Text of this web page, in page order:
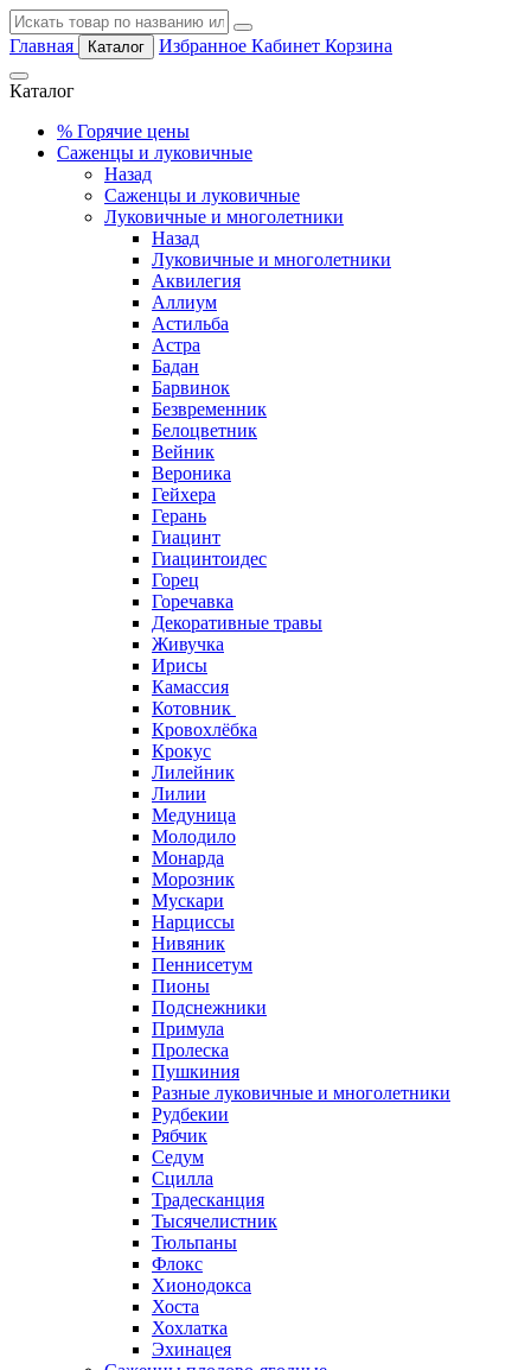
Главная Каталог Избранное Кабинет Корзина
Каталог
% Горячие цены
Саженцы и луковичные
Назад
Саженцы и луковичные
Луковичные и многолетники
Назад
Луковичные и многолетники
Аквилегия
Аллиум
Астильба
Астра
Бадан
Барвинок
Безвременник
Белоцветник
Вейник
Вероника
Гейхера
Герань
Гиацинт
Гиацинтоидес
Горец
Горечавка
Декоративные травы
Живучка
Ирисы
Камассия
Котовник
Кровохлёбка
Крокус
Лилейник
Лилии
Медуница
Молодило
Монарда
Морозник
Мускари
Нарциссы
Нивяник
Пеннисетум
Пионы
Подснежники
Примула
Пролеска
Пушкиния
Разные луковичные и многолетники
Рудбекии
Рябчик
Седум
Сцилла
Традесканция
Тысячелистник
Тюльпаны
Флокс
Хионодокса
Хоста
Хохлатка
Эхинацея